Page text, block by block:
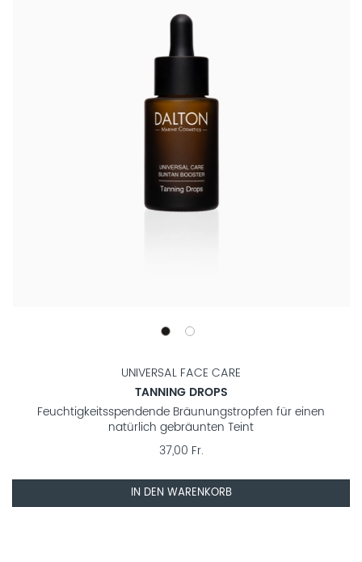
UNIVERSAL FACE CARE
TANNING DROPS
Feuchtigkeitsspendende Bräunungstropfen für einen
natürlich gebräunten Teint
37,00 Fr.
IN DEN WARENKORB